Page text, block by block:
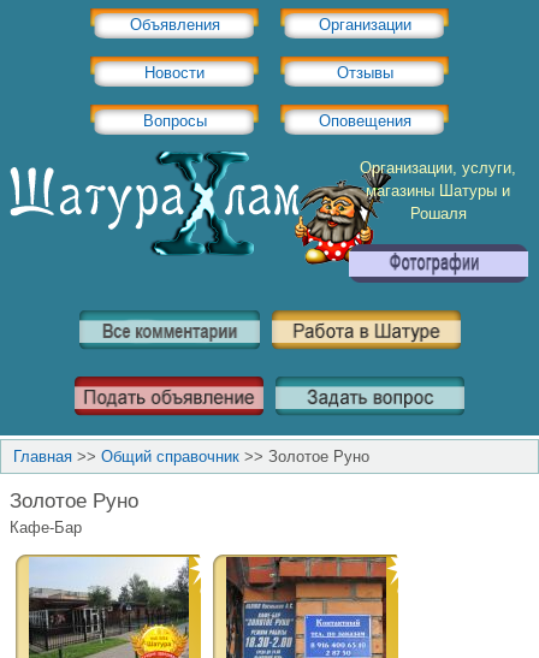
Объявления Организации
Новости Отзывы
Вопросы Оповещения
Организации, услуги,
магазины Шатуры и
Рошаля
Главная >> Общий справочник >> Золотое Руно
Золотое Руно
Кафе-Бар